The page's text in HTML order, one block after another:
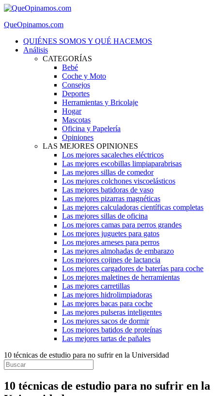
QueOpinamos.com
QUIÉNES SOMOS Y QUÉ HACEMOS
Análisis
CATEGORÍAS
Bebé
Coche y Moto
Consejos
Deportes
Herramientas y Bricolaje
Hogar
Mascotas
Oficina y Papelería
Opiniones
LAS MEJORES OPINIONES
Los mejores sacaleches eléctricos
Las mejores escobillas limpiaparabrisas
Las mejores sillas de comedor
Los mejores colchones viscoelásticos
Las mejores batidoras de vaso
Las mejores pizarras magnéticas
Las mejores calculadoras científicas completas
Las mejores sillas de oficina
Los mejores camas para perros grandes
Los mejores juguetes para gatos
Los mejores arneses para perros
Las mejores almohadas de embarazo
Los mejores cojines de lactancia
Los mejores cargadores de baterías para coche
Los mejores maletines de herramientas
Las mejores carretillas
Las mejores hidrolimpiadoras
Las mejores bacas para coche
Las mejores pulseras inteligentes
Los mejores sacos de dormir
Los mejores batidos de proteínas
Las mejores tartas de pañales
10 técnicas de estudio para no sufrir en la Universidad
10 técnicas de estudio para no sufrir en la